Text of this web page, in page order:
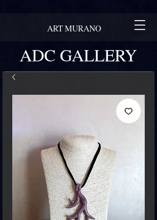
ADC GALLERY
ART MURANO